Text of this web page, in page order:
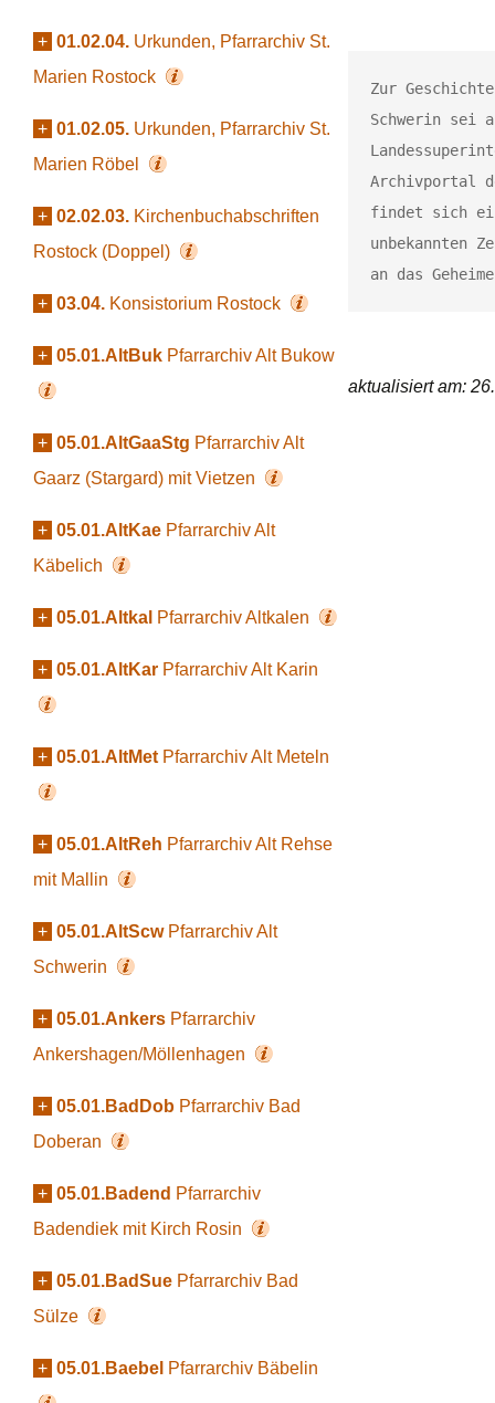
+ 01.02.04. Urkunden, Pfarrarchiv St.
Marien Rostock
+ 01.02.05. Urkunden, Pfarrarchiv St.
Marien Röbel
+ 02.02.03. Kirchenbuchabschriften
Rostock (Doppel)
+ 03.04. Konsistorium Rostock
+ 05.01.AltBuk Pfarrarchiv Alt Bukow
+ 05.01.AltGaaStg Pfarrarchiv Alt
Gaarz (Stargard) mit Vietzen
+ 05.01.AltKae Pfarrarchiv Alt
Käbelich
+ 05.01.Altkal Pfarrarchiv Altkalen
+ 05.01.AltKar Pfarrarchiv Alt Karin
+ 05.01.AltMet Pfarrarchiv Alt Meteln
+ 05.01.AltReh Pfarrarchiv Alt Rehse
mit Mallin
+ 05.01.AltScw Pfarrarchiv Alt
Schwerin
+ 05.01.Ankers Pfarrarchiv
Ankershagen/Möllenhagen
+ 05.01.BadDob Pfarrarchiv Bad
Doberan
+ 05.01.Badend Pfarrarchiv
Badendiek mit Kirch Rosin
+ 05.01.BadSue Pfarrarchiv Bad
Sülze
+ 05.01.Baebel Pfarrarchiv Bäbelin
Zur
Schwerin sei
Archivportal
findet sich ein
unbekannten
an das
aktualisiert am: